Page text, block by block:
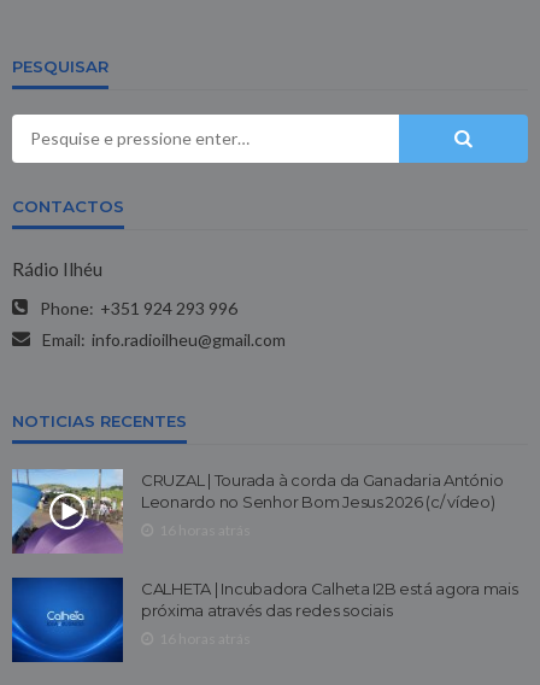
PESQUISAR
CONTACTOS
Rádio Ilhéu
Phone: +351 924 293 996
Email: info.radioilheu@gmail.com
NOTICIAS RECENTES
CRUZAL | Tourada à corda da Ganadaria António
Leonardo no Senhor Bom Jesus 2026 (c/ vídeo)
CALHETA | Incubadora Calheta I2B está agora mais
próxima através das redes sociais